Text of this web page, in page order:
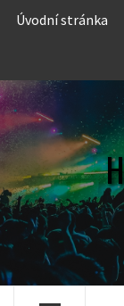
Skip
Úvodní stránka